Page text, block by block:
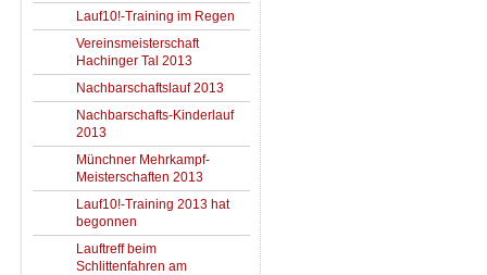
Lauf10!-Training im Regen
Vereinsmeisterschaft
Hachinger Tal 2013
Nachbarschaftslauf 2013
Nachbarschafts-Kinderlauf
2013
Münchner Mehrkampf-
Meisterschaften 2013
Lauf10!-Training 2013 hat
begonnen
Lauftreff beim
Schlittenfahren am